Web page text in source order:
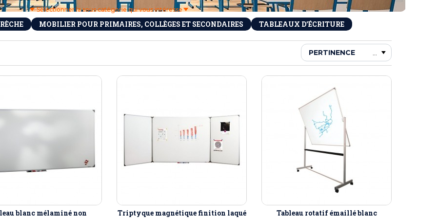
extérieurs
extérieurs
et médaille d'honneur
fanion
Séléctionner la sous catégorie qui vous intéresse
MOBILIER POUR PRIMAIRES, COLLÈGES ET SECONDAIRES TABLEAUX D'ÉCRITURE
blanc mélaminé non
Triptyque magnétique finition laqué
Tableau rotatif émaillé blanc